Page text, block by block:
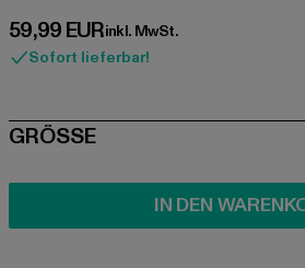
59,99 EUR
Derzeitiger Preis: 59,99 EUR
inkl. MwSt.
Sofort lieferbar!
SIZE
GRÖSSE
IN DEN